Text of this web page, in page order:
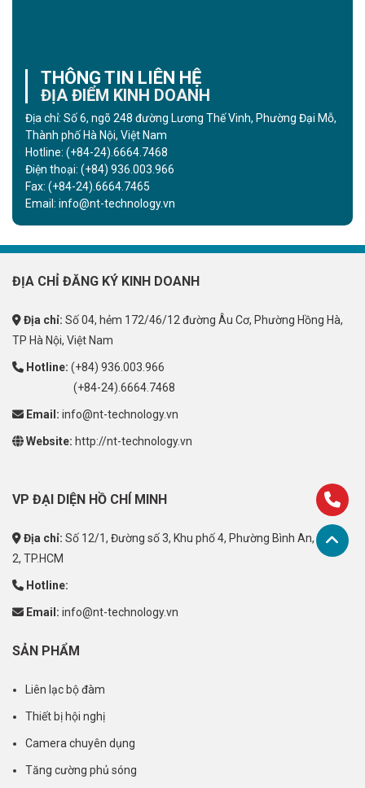
THÔNG TIN LIÊN HỆ
ĐỊA ĐIỂM KINH DOANH
Địa chỉ: Số 6, ngõ 248 đường Lương Thế Vinh, Phường Đại Mỗ,
Thành phố Hà Nội, Việt Nam
Hotline: (+84-24).6664.7468
Điện thoại: (+84) 936.003.966
Fax: (+84-24).6664.7465
Email: info@nt-technology.vn
ĐỊA CHỈ ĐĂNG KÝ KINH DOANH
Địa chỉ: Số 04, hẻm 172/46/12 đường Âu Cơ, Phường Hồng Hà,
TP Hà Nội, Việt Nam
Hotline: (+84) 936.003.966
(+84-24).6664.7468
Email: info@nt-technology.vn
Website: http://nt-technology.vn
VP ĐẠI DIỆN HỒ CHÍ MINH
Địa chỉ: Số 12/1, Đường số 3, Khu phố 4, Phường Bình An, Quận
2, TP.HCM
Hotline:
Email: info@nt-technology.vn
SẢN PHẨM
Liên lạc bộ đàm
Thiết bị hội nghị
Camera chuyên dụng
Tăng cường phủ sóng